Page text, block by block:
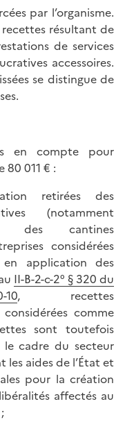
par l’organisme.
résultant de
de services
accessoires.
se distingue de
en compte pour
80 011 € :
retirées des
(notamment
des cantines
considérées
application des
II-B-2-c-2° § 320 du
10, recettes
comme
sont toutefois
le cadre du secteur
les aides de l’État et
pour la création
affectés au